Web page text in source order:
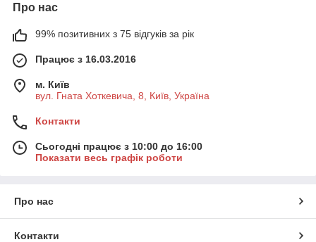
Про нас
99% позитивних з 75 відгуків за рік
Працює з 16.03.2016
м. Київ
вул. Гната Хоткевича, 8, Київ, Україна
Контакти
Сьогодні працює з 10:00 до 16:00
Показати весь графік роботи
Про нас
Контакти